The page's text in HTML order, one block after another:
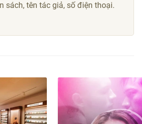
sách, tên tác giả, số điện thoại.